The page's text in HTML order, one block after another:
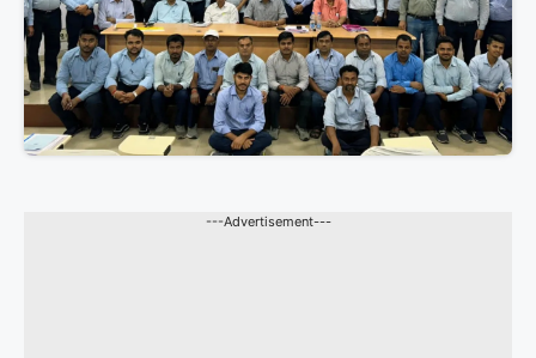
---Advertisement---